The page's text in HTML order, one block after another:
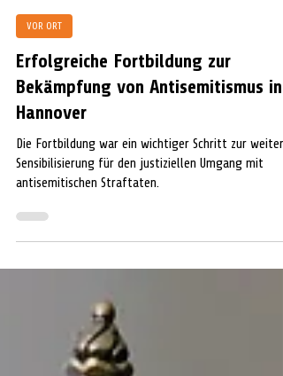
Extern
6. Nov. 2025
VOR ORT
Erfolgreiche Fortbildung zur
Bekämpfung von Antisemitismus in
Hannover
Die Fortbildung war ein wichtiger Schritt zur
antisemitischen Straftaten.